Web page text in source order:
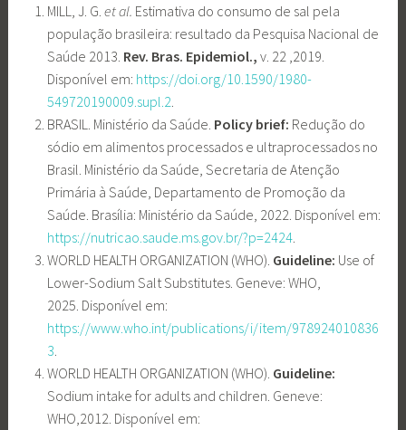
MILL, J. G. et al. Estimativa do consumo de sal pela
população brasileira: resultado da Pesquisa Nacional de
Saúde 2013. Rev. Bras. Epidemiol., v. 22 ,2019.
Disponível em: https://doi.org/10.1590/1980-
549720190009.supl.2
BRASIL. Ministério da Saúde. Policy brief: Redução do
sódio em alimentos processados e ultraprocessados no
Brasil. Ministério da Saúde, Secretaria de Atenção
Primária à Saúde, Departamento de Promoção da
Saúde. Brasília: Ministério da Saúde, 2022. Disponível em:
https://nutricao.saude.ms.gov.br/?p=2424.
WORLD HEALTH ORGANIZATION (WHO). Guideline: Use of
Lower-Sodium Salt Substitutes. Geneve: WHO,
2025. Disponível em:
https://www.who.int/publications/i/item/978924010836
3
WORLD HEALTH ORGANIZATION (WHO). Guideline:
Sodium intake for adults and children. Geneve:
WHO,2012. Disponível em: